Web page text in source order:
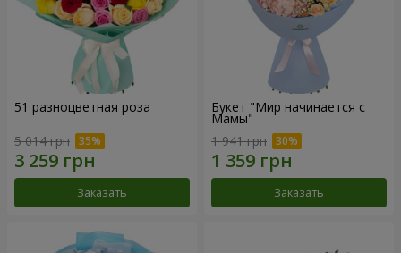
51 разноцветная роза
5 014 грн
Заказать
Букет "Мир начинается с
Мамы"
1 941 грн
Заказать